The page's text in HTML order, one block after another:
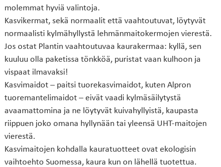
molemmat hyviä valintoja.
Kasvikermat, sekä normaalit että vaahtoutuvat, löytyvät
normaalisti kylmähyllystä lehmänmaitokermojen vierestä.
Jos ostat Plantin vaahtoutuvaa kaurakermaa: kyllä, sen
kuuluu olla paketissa tönkköä, puristat vaan kulhoon ja
vispaat ilmavaksi!
Kasvimaidot – paitsi tuorekasvimaidot, kuten Alpron
tuoremantelimaidot – eivät vaadi kylmäsäilytystä
avaamattomina ja ne löytyvät kuivahyllyistä, kaupasta
riippuen joko omana hyllynään tai yleensä UHT-maitojen
vierestä.
Kasvimaitojen kohdalla kauratuotteet ovat ekologisin
vaihtoehto Suomessa, kaura kun on lähellä tuotettua.